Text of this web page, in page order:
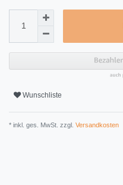
Wunschliste
* inkl. ges. MwSt. zzgl. Versandkosten